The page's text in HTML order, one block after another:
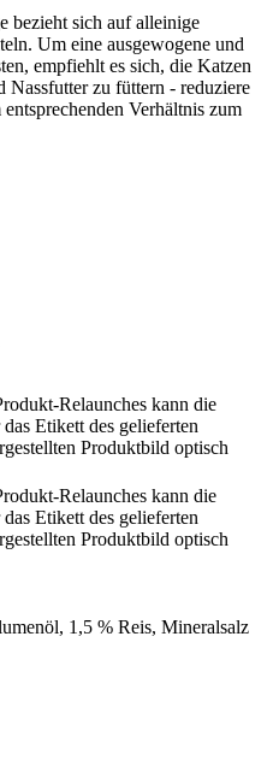
bezieht sich auf alleinige
Um eine ausgewogene und
empfiehlt es sich, die Katzen
zu füttern - reduziere
Verhältnis zum
Relaunches kann die
Etikett des gelieferten
Produktbild optisch
Relaunches kann die
Etikett des gelieferten
Produktbild optisch
1,5 % Reis, Mineralsalz